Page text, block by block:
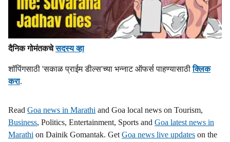
दैनिक गोमंतकचेसदस्य व्हा
शॉपिंगसाठी 'सकाळ प्राईम डील्स'च्या भन्नाट ऑफर्स पाहण्यासाठीक्लिक
करा.
Read Goa news in Marathi and Goa local news on Tourism,
Business, Politics, Entertainment, Sports and Goa latest news in
Marathi on Dainik Gomantak. Get Goa news live updates on the